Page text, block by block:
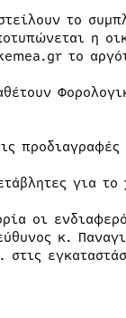
το
η
το
για
οι
κ.
στις